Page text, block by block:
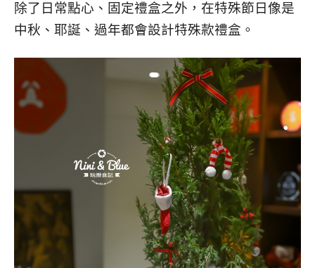
除了日常點心、固定禮盒之外，在特殊節日像是
中秋、耶誕、過年都會設計特殊款禮盒。